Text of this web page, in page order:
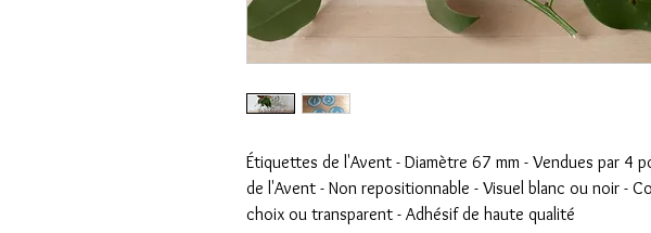
Étiquettes de l'Avent - Diamètre 67 mm - Vendues par 4
de l'Avent - Non repositionnable - Visuel blanc ou noir -
choix ou transparent - Adhésif de haute qualité